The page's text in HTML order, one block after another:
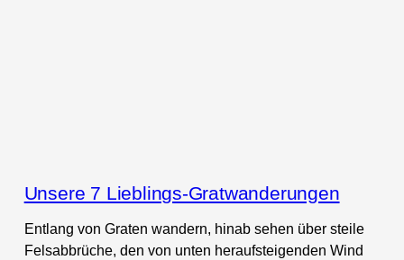
Unsere 7 Lieblings-Gratwanderungen
Entlang von Graten wandern, hinab sehen über steile
Felsabbrüche, den von unten heraufsteigenden Wind